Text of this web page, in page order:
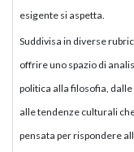
esigente si aspetta.
Suddivisa in diverse
offrire uno spazio di
politica alla filosofia,
alle tendenze culturali
pensata per rispondere